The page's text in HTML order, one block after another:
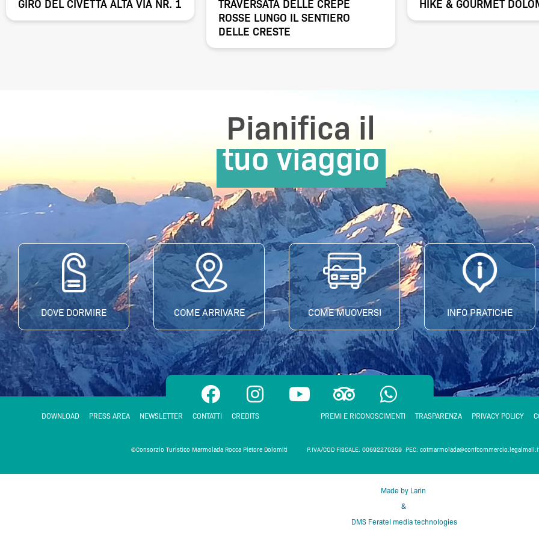
GIRO DEL CIVETTA ALTA VIA NR. 1
TRAVERSATA DELLE CREPE
ROSSE LUNGO IL SENTIERO
DELLE CRESTE
HIKE & GOURMET
Pianifica il
tuo viaggio
DOVE DORMIRE COME ARRIVARE COME MUOVERSI INFO PRATICHE
F
a
c
e
o
I
n
s
g
Y
o
b
T
r
i
d
W
h
a
a
p
p
DOWNLOAD PRESS AREA NEWSLETTER CONTATTI CREDITS
©Consorzio Turistico Marmolada Rocca Pietore Dolomiti
PREMI E RICONOSCIMENTI TRASPARENZA PRIVACY POLICY
P.IVA/COD FISCALE: 00692270259 PEC:
Made by Larin
&
DMS Feratel media technologies